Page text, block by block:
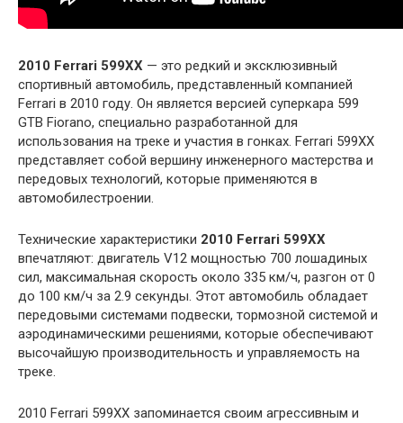
2010 Ferrari 599XX — это редкий и эксклюзивный
спортивный автомобиль, представленный компанией
Ferrari в 2010 году. Он является версией суперкара 599
GTB Fiorano, специально разработанной для
использования на треке и участия в гонках. Ferrari 599XX
представляет собой вершину инженерного мастерства и
передовых технологий, которые применяются в
автомобилестроении.
Технические характеристики 2010 Ferrari 599XX
впечатляют: двигатель V12 мощностью 700 лошадиных
сил, максимальная скорость около 335 км/ч, разгон от 0
до 100 км/ч за 2.9 секунды. Этот автомобиль обладает
передовыми системами подвески, тормозной системой и
аэродинамическими решениями, которые обеспечивают
высочайшую производительность и управляемость на
треке.
2010 Ferrari 599XX запоминается своим агрессивным и